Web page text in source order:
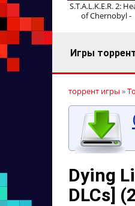
S.T.A.L.K.E.R. 2:
of Chernobyl -
Игры
торрент игры »
Dying
DLCs]